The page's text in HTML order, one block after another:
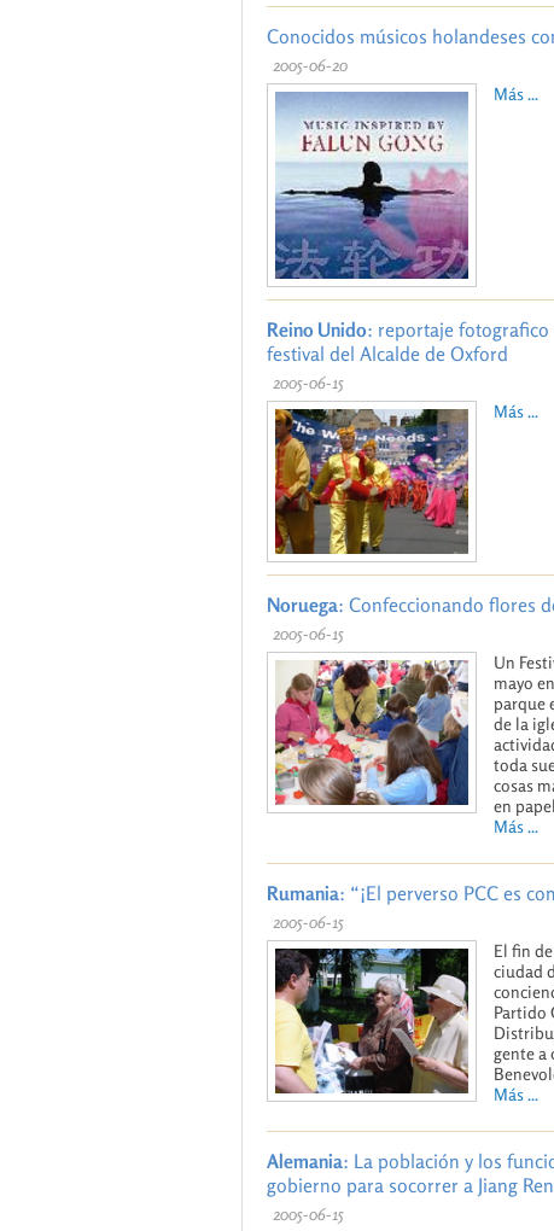
Conocidos músicos holandeses
2005-06-20
Más ...
Reino Unido: reportaje fotografico
festival del Alcalde de Oxford
2005-06-15
Más ...
Noruega: Confeccionando flores
2005-06-15
Un
mayo
parque
de la
toda
cosas
en
Más ...
Rumania: “¡El perverso PCC es
2005-06-15
El fin
ciudad
Partido
gente a
Más ...
Alemania: La población y los
gobierno para socorrer a Jiang
2005-06-15